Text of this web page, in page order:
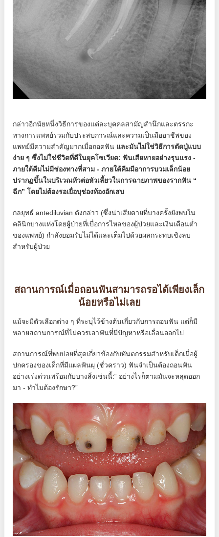
กล่าวอีกนัยหนึ่งวิธีการของแต่ละบุคคลสามัญสำนึกและตรรกะ
ทางการแพทย์รวมกับประสบการณ์และความเป็นมืออาชีพของ
แพทย์มีความสำคัญมากเมื่อถอดฟัน และมันไม่ใช่วิธีการตัดปู่แบบ
ง่าย ๆ ซึ่งไม่ใช่ชีวิตที่ดีในยุคโซเวียต: ฟันเสียหายอย่างรุนแรง -
ภายใต้คีมไม่มีช่องทางที่สาม - ภายใต้คีมมีอาการบวมเล็กน้อย
ปรากฏขึ้นในบริเวณหัวต่อหัวเลี้ยวในการฉายภาพของรากฟัน “
ฉีก” โดยไม่ต้องรอเยื่อบุช่องท้องอักเสบ
กลยุทธ์ antediluvian ดังกล่าว (ซึ่งน่าเสียดายที่บางครั้งยังพบใน
คลินิกบางแห่งโดยผู้ป่วยที่เบื่อการไหลของผู้ป่วยและเงินเดือนต่ำ
ของแพทย์) กำลังยอมรับไม่ได้และเต็มไปด้วยผลกระทบเชิงลบ
สำหรับผู้ป่วย
สถานการณ์เมื่อถอนฟันสามารถรอได้เพียงเล็ก
น้อยหรือไม่เลย
แม้จะมีตัวเลือกต่าง ๆ ที่ระบุไว้ข้างต้นเกี่ยวกับการถอนฟัน แต่ก็มี
หลายสถานการณ์ที่ไม่ควรเอาฟันที่มีปัญหาหรือเลื่อนออกไป
สถานการณ์ที่พบบ่อยที่สุดเกี่ยวข้องกับทันตกรรมสำหรับเด็กเมื่อผู้
ปกครองของเด็กที่มีแผลฟันผุ (ชั่วคราว) ฟันจำเป็นต้องถอนฟัน
อย่างเร่งด่วนพร้อมกับบางสิ่งเช่นนี้:“ อย่างไรก็ตามมันจะหลุดออก
มา - ทำไมต้องรักษา?”